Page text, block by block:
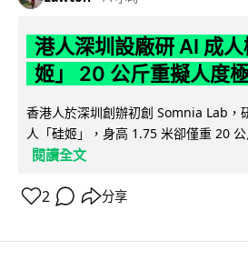
港人深圳設廠研 AI 成
姬」 20 公斤重擬人度
香港人於深圳創辦初創 Somnia Lab，
人「硅姬」，身高 1.75 米卻僅重 20
閱讀全文
2 分享